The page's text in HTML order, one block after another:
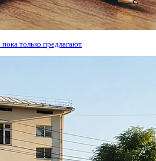
только предлагают